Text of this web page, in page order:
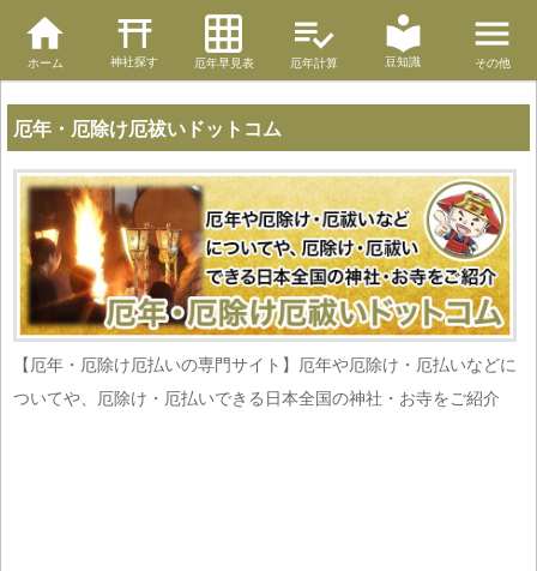
ホーム 神社探す 厄年早見表 厄年計算 豆知識 その他
厄年・厄除け厄祓いドットコム
【厄年・厄除け厄払いの専門サイト】厄年や厄除け・厄払いなどに
ついてや、厄除け・厄払いできる日本全国の神社・お寺をご紹介